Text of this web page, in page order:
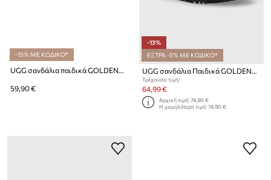
-15% ΜΕ ΚΩΔΙΚΟ*
59,90 €
-13%
ΕΞΤΡΑ -5% ΜΕ ΚΩΔΙΚΟ*
UGG σανδάλια Παιδικά GOLDENGLOW
Τρέχουσα τιμή:
64,99 €
Αρχική τιμή:74,90 €
Η χαμηλότερη τιμή:74,90 €